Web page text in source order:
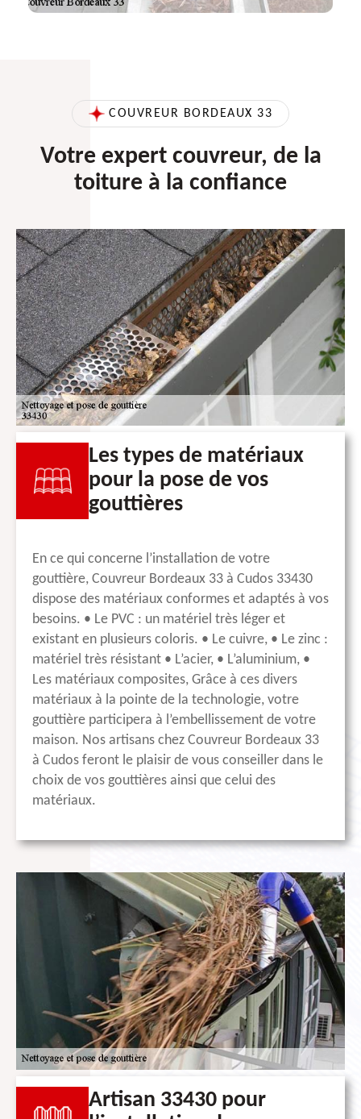
COUVREUR BORDEAUX 33
Votre expert couvreur, de la
toiture à la confiance
Les types de matériaux
pour la pose de vos
gouttières
En ce qui concerne l’installation de votre
gouttière, Couvreur Bordeaux 33 à Cudos 33430
dispose des matériaux conformes et adaptés à vos
besoins. • Le PVC : un matériel très léger et
existant en plusieurs coloris. • Le cuivre, • Le zinc :
matériel très résistant • L’acier, • L’aluminium, •
Les matériaux composites, Grâce à ces divers
matériaux à la pointe de la technologie, votre
gouttière participera à l’embellissement de votre
maison. Nos artisans chez Couvreur Bordeaux 33
à Cudos feront le plaisir de vous conseiller dans le
choix de vos gouttières ainsi que celui des
matériaux.
Artisan 33430 pour